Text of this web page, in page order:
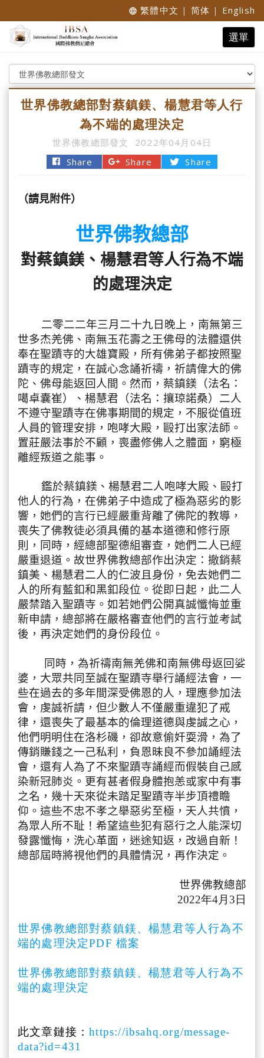
language 繁體中文 | 简体 | English
Toggle
選單
世界佛教總部對蔡鎮鎂、楊慧君等人行
為不端的處理決定
世界佛教總部發文
2022年04月04日
Share
Share Share
（請見附件）
世界佛教總部
對蔡鎮鎂、楊慧君等人行為不端
的處理決定
二零二二年三月二十九日晚上，南無第三
世多杰羌佛、 南無玉花壽之王佛母的法體還供
奉在聖蹟寺的大雄寶殿， 所有佛弟子都按照聖
蹟寺的規定，在誠心念誦祈禱， 祈請偉大的佛
陀、佛母能返回人間。然而，蔡鎮鎂（法名：
噶卓囊崔）、楊慧君（法名：攘琼諾桑） 二人
不遵守聖蹟寺在佛事期間的規定，不服從值班
人員的管理安排， 咆哮大殿，毆打出家法師。
置莊嚴法事於不顧，喪盡修佛人之體面， 窮極
離經叛道之能事。
鑑於蔡鎮鎂、楊慧君二人咆哮大殿、毆打
他人的行為， 在佛弟子中造成了極為惡劣的影
響， 她們的言行已經嚴重背離了佛陀的教導，
喪失了佛教徒必須具備的基本道德和修行原
則，同時， 經總部聖德組審查，她們二人已經
嚴重退道。 故世界佛教總部作出決定：撤銷蔡
鎮美、楊慧君二人的仁波且身份， 免去她們二
人的所有藍釦和黑釦段位。從即日起， 此二人
嚴禁踏入聖蹟寺。如若她們公開真誠懺悔並重
新申請， 總部將在嚴格審查他們的言行並考試
後，再決定她們的身份段位。
同時，為祈禱南無羌佛和南無佛母返回娑
婆， 大眾共同至誠在聖蹟寺舉行誦經法會， 一
些在過去的多年間深受佛恩的人，理應參加法
會，虔誠祈請， 但少數人不僅嚴重違犯了戒
律， 還喪失了最基本的倫理道德與虔誠之心，
他們明明住在洛杉磯， 卻故意偷奸耍滑，為了
傳銷賺錢之一己私利， 負恩昧良不參加誦經法
會， 還有人為了不來聖蹟寺誦經而假裝自己感
染新冠肺炎。 更有甚者假身體抱恙或家中有事
之名， 幾十天來從未踏足聖蹟寺半步頂禮瞻
仰。 這些不忠不孝之舉惡劣至極，天人共憤，
為眾人所不耻！ 希望這些犯有惡行之人能深切
發露懺悔，洗心革面，迷途知返， 改過自新！
總部屆時將視他們的具體情況，再作決定。
世界佛教總部
2022年4月3日
世界佛教總部對蔡鎮鎂、楊慧君等人行為不
端的處理決定PDF 檔案
世界佛教總部對蔡鎮鎂、楊慧君等人行為不
端的處理決定
此文章鏈接：https://ibsahq.org/message-
data?id=431